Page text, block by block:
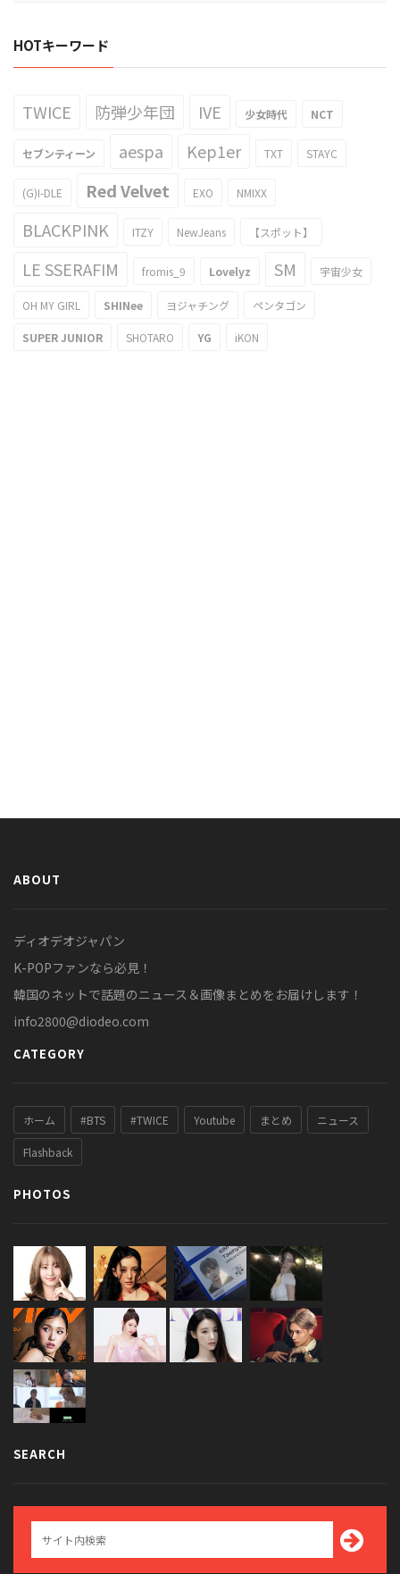
HOTキーワード
TWICE 防弾少年団 IVE 少女時代 NCT
セブンティーン aespa Kep1er TXT STAYC
(G)I-DLE Red Velvet EXO NMIXX
BLACKPINK ITZY NewJeans 【スポット】
LE SSERAFIM fromis_9 Lovelyz SM 宇宙少女
OH MY GIRL SHINee ヨジャチング ペンタゴン
SUPER JUNIOR SHOTARO YG iKON
ABOUT
ディオデオジャパン
K-POPファンなら必見！
韓国のネットで話題のニュース＆画像まとめをお届けします！
info2800@diodeo.com
CATEGORY
ホーム #BTS #TWICE Youtube まとめ ニュース
Flashback
PHOTOS
SEARCH